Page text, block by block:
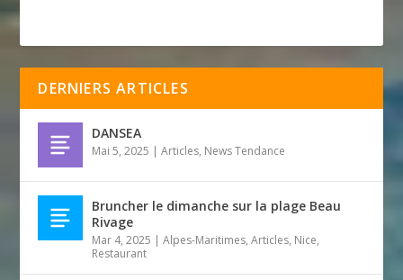
DERNIERS ARTICLES
DANSEA
Mai 5, 2025 |Articles, News Tendance
Bruncher le dimanche sur la plage Beau
Rivage
Mar 4, 2025 |Alpes-Maritimes,Articles, Nice,
Restaurant